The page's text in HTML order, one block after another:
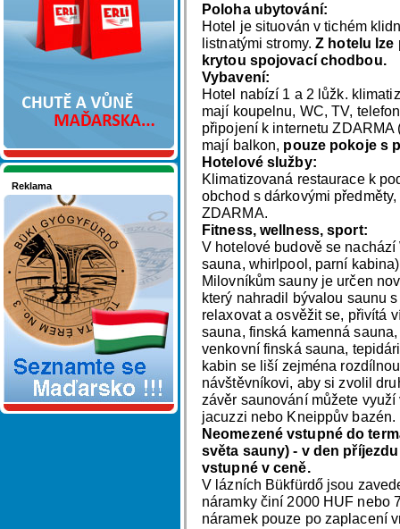
Reklama
Seznamete se - Maďarsko
Poloha ubytování:
Hotel je situován v tichém
listnatými stromy.Z hotelu lze
krytou spojovací chodbou.
Vybavení:
Hotel nabízí 1 a 2 lůžk.
mají koupelnu, WC, TV,
připojení k internetu
mají balkon, pouze pokoje s
Hotelové služby:
Klimatizovaná restaurace k
obchod s dárkovými
ZDARMA.
Fitness, wellness, sport:
V hotelové budově se
sauna, whirlpool, parní
Milovníkům sauny je určen
který nahradil bývalou saunu
relaxovat a osvěžit se, přivítá
sauna, finská kamenná
venkovní finská sauna,
kabin se liší zejména
návštěvníkovi, aby si zvolil
závěr saunování můžete
jacuzzi nebo Kneippův bazén.
Neomezené vstupné do
světa sauny) - v den
vstupné v ceně.
V lázních Bükfürdő jsou
náramky činí 2000 HUF nebo
náramek pouze po zaplacení